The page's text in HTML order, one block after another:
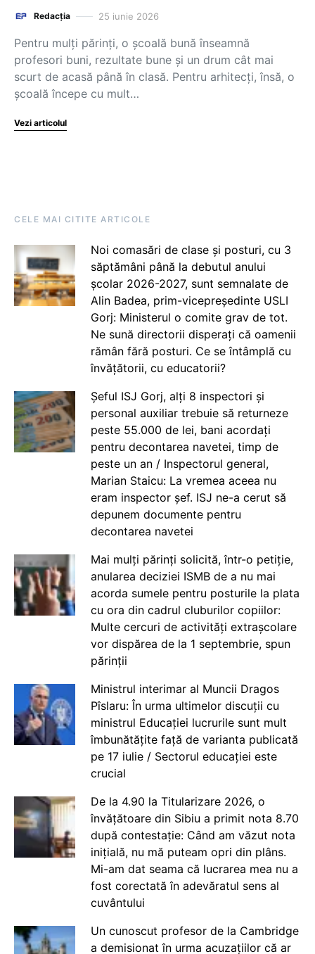
Redacția 25 iunie 2026
Pentru mulți părinți, o școală bună înseamnă
profesori buni, rezultate bune și un drum cât mai
scurt de acasă până în clasă. Pentru arhitecți, însă, o
școală începe cu mult…
Vezi articolul
CELE MAI CITITE ARTICOLE
Noi comasări de clase și posturi, cu 3
săptămâni până la debutul anului
școlar 2026-2027, sunt semnalate de
Alin Badea, prim-vicepreședinte USLI
Gorj: Ministerul o comite grav de tot.
Ne sună directorii disperați că oamenii
rămân fără posturi. Ce se întâmplă cu
învățătorii, cu educatorii?
Șeful ISJ Gorj, alți 8 inspectori și
personal auxiliar trebuie să returneze
peste 55.000 de lei, bani acordați
pentru decontarea navetei, timp de
peste un an / Inspectorul general,
Marian Staicu: La vremea aceea nu
eram inspector șef. ISJ ne-a cerut să
depunem documente pentru
decontarea navetei
Mai mulți părinți solicită, într-o petiție,
anularea deciziei ISMB de a nu mai
acorda sumele pentru posturile la plata
cu ora din cadrul cluburilor copiilor:
Multe cercuri de activități extrașcolare
vor dispărea de la 1 septembrie, spun
părinții
Ministrul interimar al Muncii Dragos
Pîslaru: În urma ultimelor discuții cu
ministrul Educației lucrurile sunt mult
îmbunătățite față de varianta publicată
pe 17 iulie / Sectorul educației este
crucial
De la 4.90 la Titularizare 2026, o
învățătoare din Sibiu a primit nota 8.70
după contestație: Când am văzut nota
inițială, nu mă puteam opri din plâns.
Mi-am dat seama că lucrarea mea nu a
fost corectată în adevăratul sens al
cuvântului
Un cunoscut profesor de la Cambridge
a demisionat în urma acuzațiilor că ar